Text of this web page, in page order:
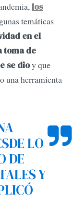
los
temáticas
en el
toma de
se dioy que
una herramienta
LO
DE
Y